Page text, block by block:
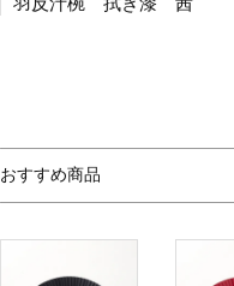
おすすめ商品